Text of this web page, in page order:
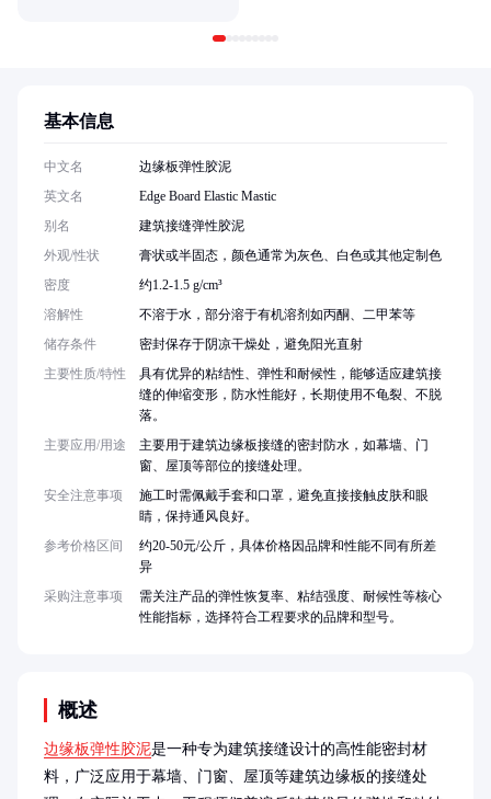
概述
边缘板弹性胶泥是一种专为建筑接缝设计的高性能密封材
料，广泛应用于幕墙、门窗、屋顶等建筑边缘板的接缝处
基本信息
中文名
边缘板弹性胶泥
英文名
Edge Board Elastic Mastic
别名
建筑接缝弹性胶泥
外观/性状
膏状或半固态，颜色通常为灰色、白色或其他定制色
密度
约1.2-1.5 g/cm³
溶解性
不溶于水，部分溶于有机溶剂如丙酮、二甲苯等
储存条件
密封保存于阴凉干燥处，避免阳光直射
主要性质/特性
具有优异的粘结性、弹性和耐候性，能够适应建筑接
缝的伸缩变形，防水性能好，长期使用不龟裂、不脱
落。
主要应用/用途
主要用于建筑边缘板接缝的密封防水，如幕墙、门
窗、屋顶等部位的接缝处理。
安全注意事项
施工时需佩戴手套和口罩，避免直接接触皮肤和眼
睛，保持通风良好。
参考价格区间
约20-50元/公斤，具体价格因品牌和性能不同有所差
异
采购注意事项
需关注产品的弹性恢复率、粘结强度、耐候性等核心
性能指标，选择符合工程要求的品牌和型号。